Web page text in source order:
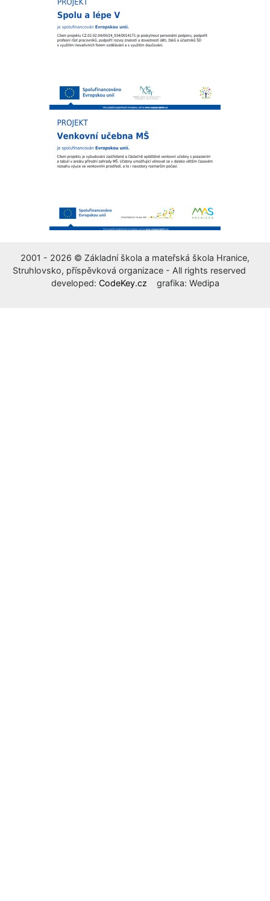
2001 - 2026 © Základní škola a mateřská škola Hranice,
Struhlovsko, příspěvková organizace - All rights reserved
developed: CodeKey.cz grafika: Wedipa